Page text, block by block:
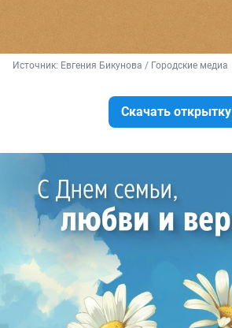
Источник: Евгения Бикунова / Городские медиа
Скачать открытку